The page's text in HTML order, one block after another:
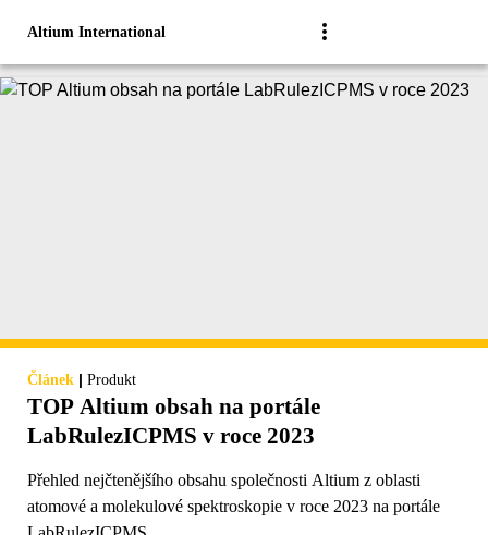
Altium International
Článek | Produkt
TOP Altium obsah na portále
LabRulezICPMS v roce 2023
Přehled nejčtenějšího obsahu společnosti Altium z oblasti
atomové a molekulové spektroskopie v roce 2023 na portále